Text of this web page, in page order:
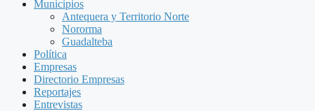
Municipios
Antequera y Territorio Norte
Nororma
Guadalteba
Política
Empresas
Directorio Empresas
Reportajes
Entrevistas